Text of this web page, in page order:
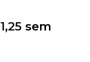
1,25 sem